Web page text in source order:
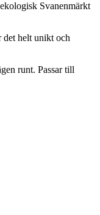
Svanenmärkt
det helt unikt och
runt. Passar till